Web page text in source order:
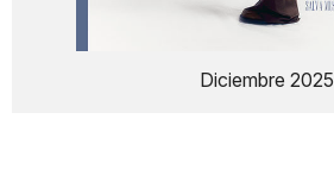
Diciembre 2025